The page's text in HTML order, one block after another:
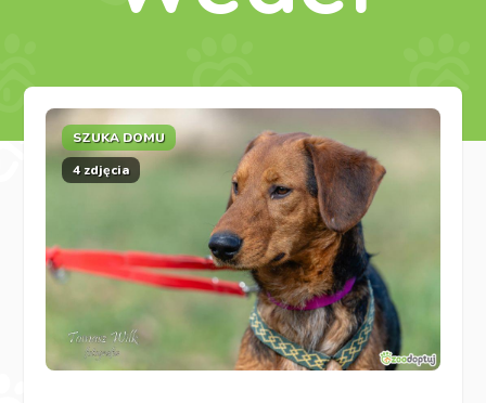
SZUKA DOMU
4 zdjęcia